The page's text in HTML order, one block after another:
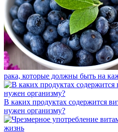
рака, которые должны быть на
В каких продуктах содержится
нужен организму?